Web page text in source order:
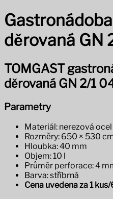
děrovaná GN
TOMGAST
děrovaná GN 2/1
Parametry
Materiál: nerezová ocel
Rozměry: 650 × 530
Hloubka: 40 mm
Objem: 10 l
Průměr perforace: 4
Barva: stříbrná
Cena uvedena za 1